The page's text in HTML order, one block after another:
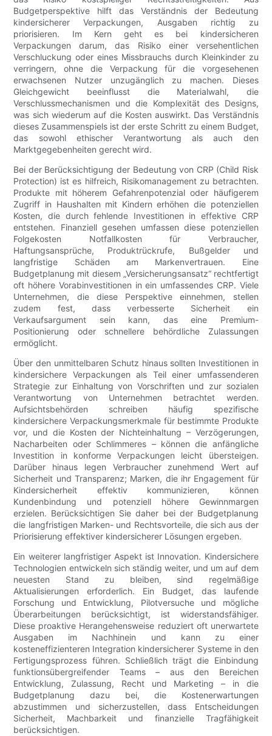
Budgetperspektive hilft das Verständnis der Bedeutung
kindersicherer Verpackungen, Ausgaben richtig zu
priorisieren. Im Kern geht es bei kindersicheren
Verpackungen darum, das Risiko einer versehentlichen
Verschluckung oder eines Missbrauchs durch Kleinkinder zu
verringern, ohne die Verpackung für die vorgesehenen
erwachsenen Nutzer unzugänglich zu machen. Dieses
Gleichgewicht beeinflusst die Materialwahl, die
Verschlussmechanismen und die Komplexität des Designs,
was sich wiederum auf die Kosten auswirkt. Das Verständnis
dieses Zusammenspiels ist der erste Schritt zu einem Budget,
das sowohl ethischer Verantwortung als auch den
Marktgegebenheiten gerecht wird.
Bei der Berücksichtigung der Bedeutung von CRP (Child Risk
Protection) ist es hilfreich, Risikomanagement zu betrachten.
Produkte mit höherem Gefahrenpotenzial oder häufigerem
Zugriff in Haushalten mit Kindern erhöhen die potenziellen
Kosten, die durch fehlende Investitionen in effektive CRP
entstehen. Finanziell gesehen umfassen diese potenziellen
Folgekosten Notfallkosten für Verbraucher,
Haftungsansprüche, Produktrückrufe, Bußgelder und
langfristige Schäden am Markenvertrauen. Eine
Budgetplanung mit diesem „Versicherungsansatz“ rechtfertigt
oft höhere Vorabinvestitionen in ein umfassendes CRP. Viele
Unternehmen, die diese Perspektive einnehmen, stellen
zudem fest, dass verbesserte Sicherheit ein
Verkaufsargument sein kann, das eine Premium-
Positionierung oder schnellere behördliche Zulassungen
ermöglicht.
Über den unmittelbaren Schutz hinaus sollten Investitionen in
kindersichere Verpackungen als Teil einer umfassenderen
Strategie zur Einhaltung von Vorschriften und zur sozialen
Verantwortung von Unternehmen betrachtet werden.
Aufsichtsbehörden schreiben häufig spezifische
kindersichere Verpackungsmerkmale für bestimmte Produkte
vor, und die Kosten der Nichteinhaltung – Verzögerungen,
Nacharbeiten oder Schlimmeres – können die anfängliche
Investition in konforme Verpackungen leicht übersteigen.
Darüber hinaus legen Verbraucher zunehmend Wert auf
Sicherheit und Transparenz; Marken, die ihr Engagement für
Kindersicherheit effektiv kommunizieren, können
Kundenbindung und potenziell höhere Gewinnmargen
erzielen. Berücksichtigen Sie daher bei der Budgetplanung
die langfristigen Marken- und Rechtsvorteile, die sich aus der
Priorisierung effektiver kindersicherer Lösungen ergeben.
Ein weiterer langfristiger Aspekt ist Innovation. Kindersichere
Technologien entwickeln sich ständig weiter, und um auf dem
neuesten Stand zu bleiben, sind regelmäßige
Aktualisierungen erforderlich. Ein Budget, das laufende
Forschung und Entwicklung, Pilotversuche und mögliche
Überarbeitungen berücksichtigt, ist widerstandsfähiger.
Diese proaktive Herangehensweise reduziert oft unerwartete
Ausgaben im Nachhinein und kann zu einer
kosteneffizienteren Integration kindersicherer Systeme in den
Fertigungsprozess führen. Schließlich trägt die Einbindung
funktionsübergreifender Teams – aus den Bereichen
Entwicklung, Zulassung, Recht und Marketing – in die
Budgetplanung dazu bei, die Kostenerwartungen
abzustimmen und sicherzustellen, dass Entscheidungen
Sicherheit, Machbarkeit und finanzielle Tragfähigkeit
berücksichtigen.